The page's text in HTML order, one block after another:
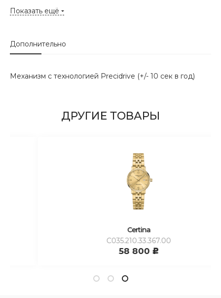
Показать ещё
Дополнительно
Механизм с технологией Precidrive (+/- 10 сек в год)
ДРУГИЕ ТОВАРЫ
C035.210.33.367.00
58 800c